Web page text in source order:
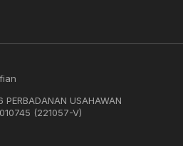
USAHAWAN
(221057-V)